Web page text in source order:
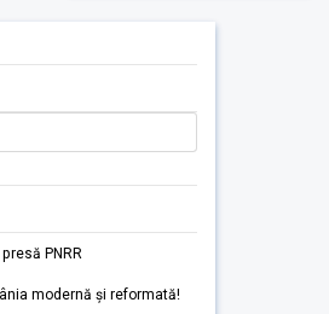
PNRR
modernă și reformată!